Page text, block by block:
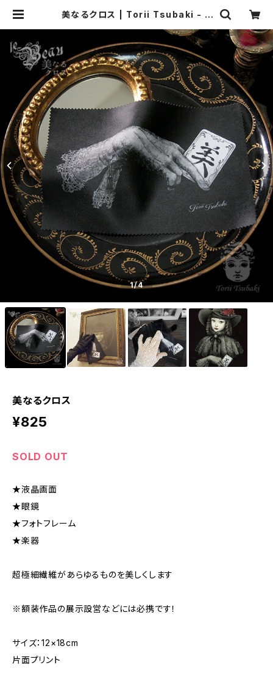
美なるクロス | Torii Tsubaki - S
1/4
美なるクロス
¥825
SOLD OUT
★液晶画面
★眼鏡
★フォトフレーム
★楽器
超極細繊維があらゆるものを美しくします
※額装作品の展示設営などには必携です！
サイズ：12×18cm
片面プリント